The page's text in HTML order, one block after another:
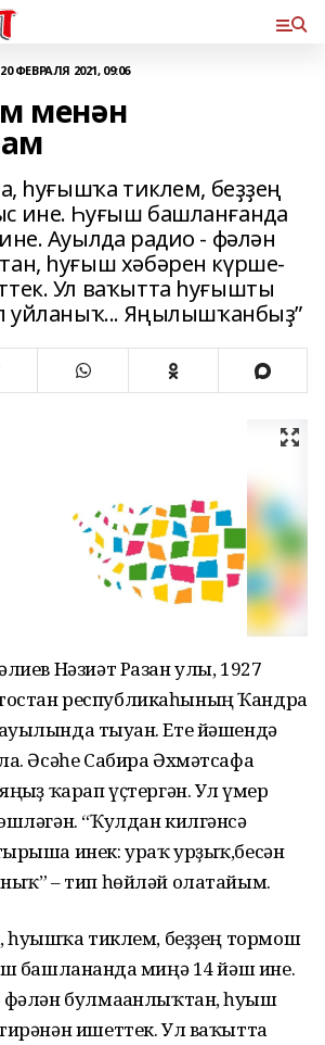
20 ФЕВРАЛЯ 2021, 09:06
менән
һуғышҡа тиклем, беҙҙең
ине. Һуғыш башланғанда
Ауылда радио - фәлән
һуғыш хәбәрен күрше-
Ул ваҡытта һуғышты
уйланыҡ... Яңылышҡанбыҙ”
Нәзиәт Разан улы, 1927
республикаһының Ҡандра
тыуған. Ете йәшендә
Әсәһе Сабира Әхмәтсафа
ҡарап үҫтергән. Ул ғүмер
“Ҡулдан килгәнсә
инек: ураҡ урҙыҡ,бесән
– тип һөйләй олатайым.
һуғышҡа тиклем, беҙҙең тормош
башланғанда миңә 14 йәш ине.
булмағанлыҡтан, һуғыш
ишеттек. Ул ваҡытта